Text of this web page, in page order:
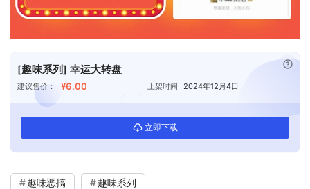
[趣味系列] 幸运大转盘
建议售价： ¥6.00 上架时间 2024年12月4日
立即下载
已
趣味恶搞 趣味系列